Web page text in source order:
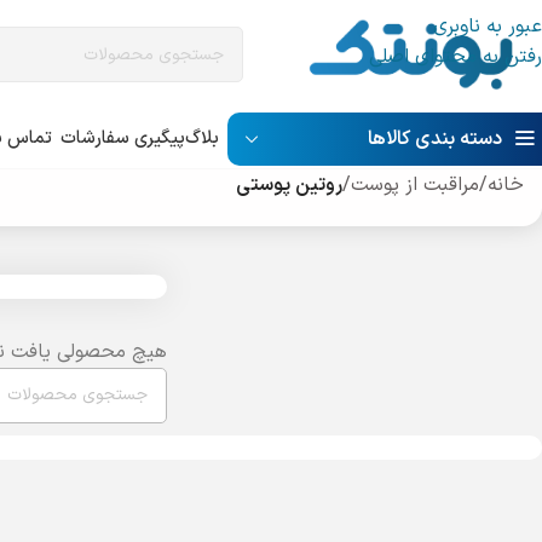
عبور به ناوبری
رفتن به محتوای اصلی
دسته بندی کالاها بلاگپیگیری سفارشات تماس
خانه/مراقبت از پوست/روتین پوستی
هیچ محصولی یافت